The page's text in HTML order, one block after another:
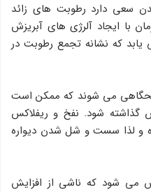
سعی دارد رطوبت های زائد
با ایجاد آلرژی های آبریزش
که نشانه تجمع رطوبت در
می شوند که ممکن است
شود. نفخ و ریفلاکس
و لذا سست و شل شدن دیواره
می شود که ناشی از افزایش